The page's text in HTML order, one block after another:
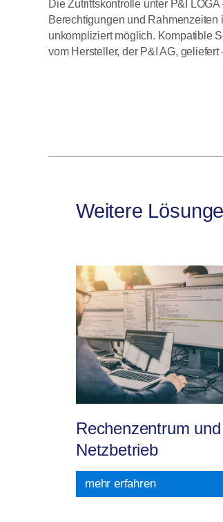
Die Zutrittskontrolle unter P&I
Berechtigungen und
unkompliziert möglich. Kompatible
vom Hersteller, der P&I AG,
Weitere
Rechenzentrum und
Netzbetrieb
mehr erfahren